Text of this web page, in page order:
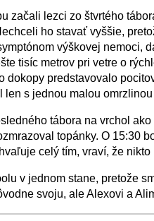
začali lezci zo štvrtého
ho stavať vyššie,
výškovej nemoci,
tisíc metrov pri vetre o
dokopy predstavovalo
len s jednou malou
tábora na vrchol
topánky. O 15:30
celý tím, vraví, že
v jednom stane, pretože
svoju, ale Alexovi a